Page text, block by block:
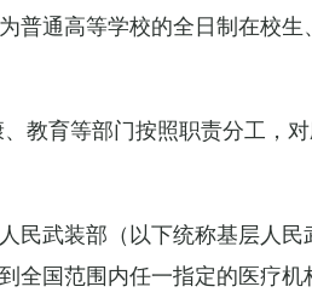
普通高等学校的全日制在校
教育等部门按照职责分工，
民武装部（以下统称基层人
全国范围内任一指定的医疗